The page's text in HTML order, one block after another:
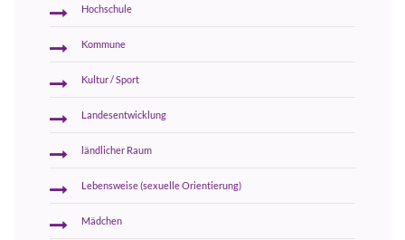
Hochschule
Kommune
Kultur / Sport
Landesentwicklung
ländlicher Raum
Lebensweise (sexuelle Orientierung)
Mädchen